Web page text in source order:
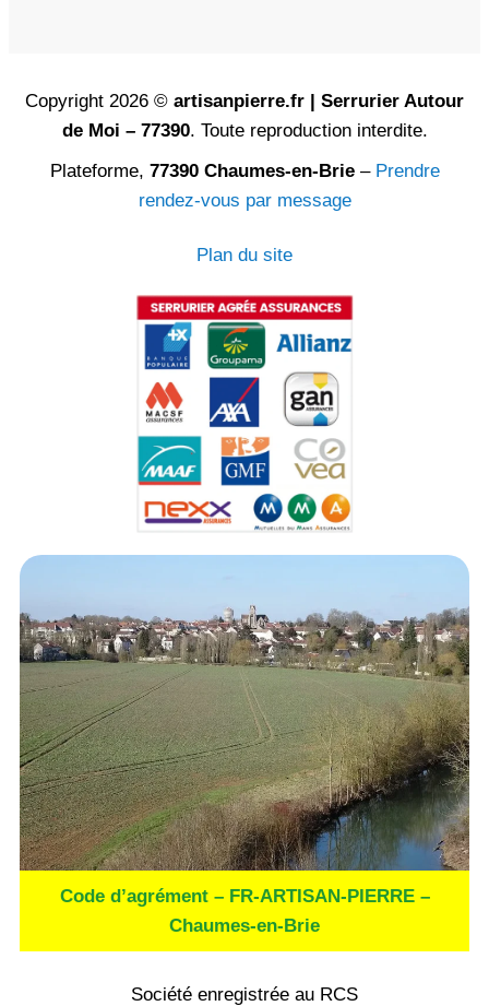
Copyright 2026 © artisanpierre.fr | Serrurier Autour
de Moi – 77390. Toute reproduction interdite.
Plateforme, 77390 Chaumes-en-Brie– Prendre
rendez-vous par message
Plan du site
Code d’agrément – FR-ARTISAN-PIERRE –
Chaumes-en-Brie
Société enregistrée au RCS